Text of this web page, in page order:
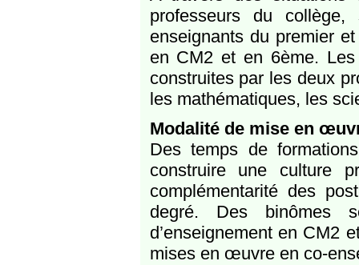
professeurs du
enseignants du premier
en CM2 et en 6ème. Les
construites par les deux
les mathématiques, les
Modalité de mise en
Des temps de
construire une culture
complémentarité des
degré. Des binômes
d’enseignement en CM2
mises en œuvre en co-